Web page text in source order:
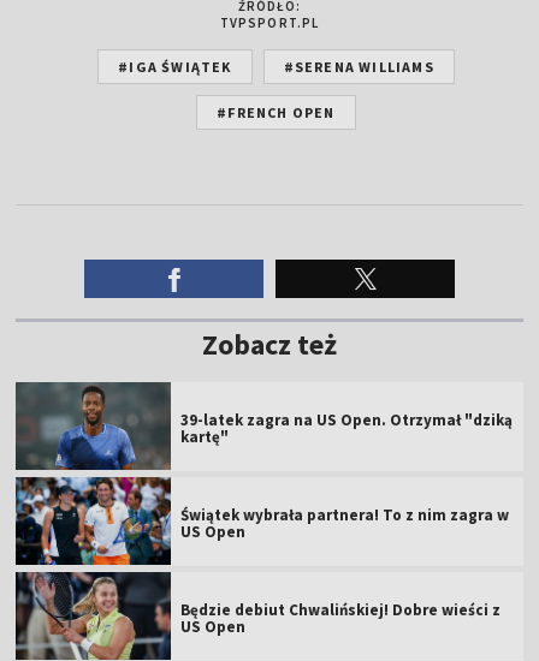
ŹRÓDŁO:
TVPSPORT.PL
#IGA ŚWIĄTEK #SERENA WILLIAMS
#FRENCH OPEN
Zobacz też
39-latek zagra na US Open. Otrzymał "dziką
kartę"
Świątek wybrała partnera! To z nim zagra w
US Open
Będzie debiut Chwalińskiej! Dobre wieści z
US Open